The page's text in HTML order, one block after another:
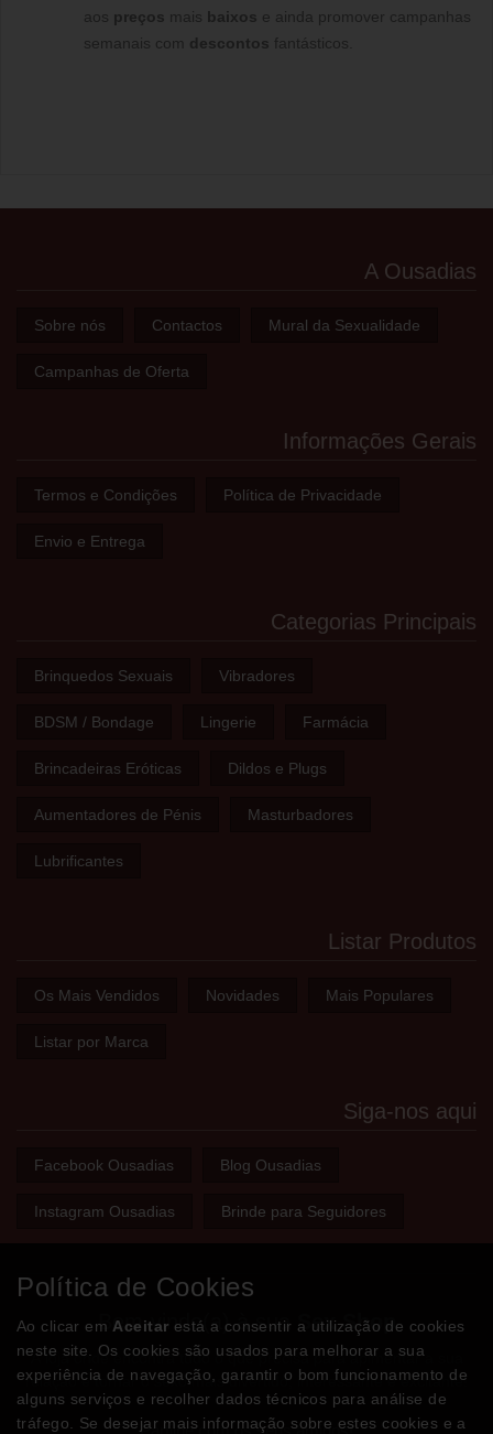
aos preços mais baixos e ainda promover campanhas
semanais com descontos fantásticos.
A Ousadias
Sobre nós Contactos Mural da Sexualidade
Campanhas de Oferta
Informações Gerais
Termos e Condições Política de Privacidade
Envio e Entrega
Categorias Principais
Brinquedos Sexuais Vibradores
BDSM / Bondage Lingerie Farmácia
Brincadeiras Eróticas Dildos e Plugs
Aumentadores de Pénis Masturbadores
Lubrificantes
Listar Produtos
Os Mais Vendidos Novidades Mais Populares
Listar por Marca
Siga-nos aqui
Facebook Ousadias Blog Ousadias
Instagram Ousadias Brinde para Seguidores
Bem-vindo(a) à sua Sex Shop
A loja onde encontra tudo o que precisa para apimentar a sua
relação e tornar o sexo mais divertido, interessante e excitante!
Partilhe com os seus amigos!
Política de Cookies
Ao clicar em Aceitar está a consentir a utilização de cookies
neste site. Os cookies são usados para melhorar a sua
experiência de navegação, garantir o bom funcionamento de
alguns serviços e recolher dados técnicos para análise de
tráfego. Se desejar mais informação sobre estes cookies e a